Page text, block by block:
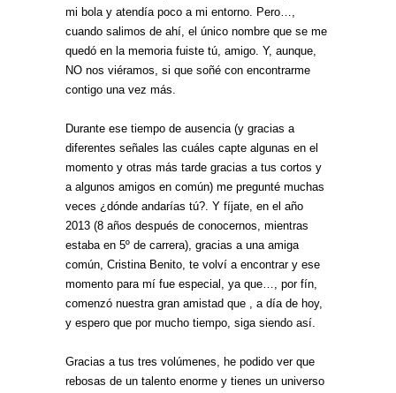
mi bola y atendía poco a mi entorno. Pero…,
cuando salimos de ahí, el único nombre que se me
quedó en la memoria fuiste tú, amigo. Y, aunque,
NO nos viéramos, si que soñé con encontrarme
contigo una vez más.
Durante ese tiempo de ausencia (y gracias a
diferentes señales las cuáles capte algunas en el
momento y otras más tarde gracias a tus cortos y
a algunos amigos en común) me pregunté muchas
veces ¿dónde andarías tú?. Y fíjate, en el año
2013 (8 años después de conocernos, mientras
estaba en 5º de carrera), gracias a una amiga
común, Cristina Benito, te volví a encontrar y ese
momento para mí fue especial, ya que…, por fín,
comenzó nuestra gran amistad que , a día de hoy,
y espero que por mucho tiempo, siga siendo así.
Gracias a tus tres volúmenes, he podido ver que
rebosas de un talento enorme y tienes un universo